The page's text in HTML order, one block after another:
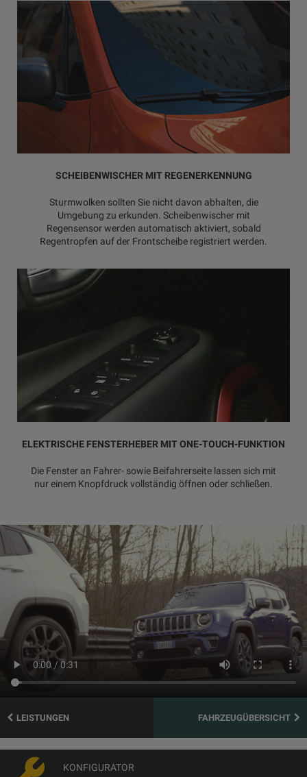
SCHEIBENWISCHER MIT REGENERKENNUNG
Sturmwolken sollten Sie nicht davon abhalten, die
Umgebung zu erkunden. Scheibenwischer mit
Regensensor werden automatisch aktiviert, sobald
Regentropfen auf der Frontscheibe registriert werden.
ELEKTRISCHE FENSTERHEBER MIT ONE-TOUCH-FUNKTION
Die Fenster an Fahrer- sowie Beifahrerseite lassen sich mit
nur einem Knopfdruck vollständig öffnen oder schließen.
LEISTUNGEN FAHRZEUGÜBERSICHT
KONFIGURATOR